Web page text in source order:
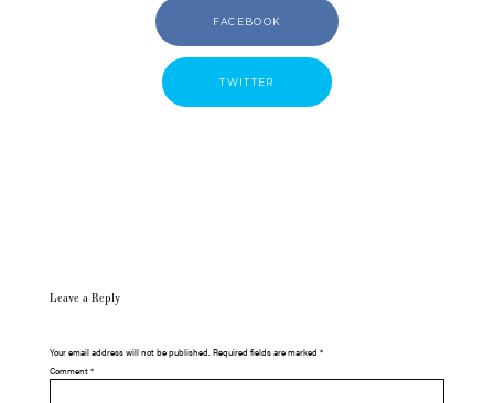
FACEBOOK
TWITTER
Leave a Reply
Your email address will not be published. Required fields are marked *
Comment*